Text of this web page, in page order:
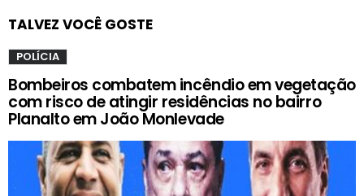
TALVEZ VOCÊ GOSTE
POLÍCIA
Bombeiros combatem incêndio em vegetação
com risco de atingir residências no bairro
Planalto em João Monlevade